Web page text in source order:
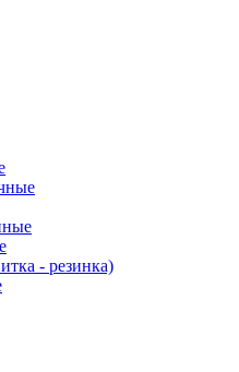
- резинка)